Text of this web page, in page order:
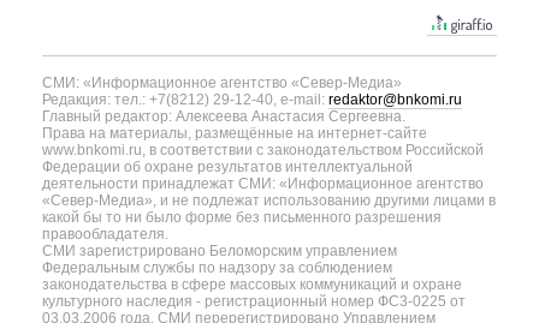
СМИ: «Информационное агентство «Север-Медиа»
Редакция: тел.: +7(8212) 29-12-40, e-mail: redaktor@bnkomi.ru
Главный редактор: Алексеева Анастасия Сергеевна.
Права на материалы, размещённые на интернет-сайте
www.bnkomi.ru, в соответствии с законодательством Российской
Федерации об охране результатов интеллектуальной
деятельности принадлежат СМИ: «Информационное агентство
«Север-Медиа», и не подлежат использованию другими лицами в
какой бы то ни было форме без письменного разрешения
правообладателя.
СМИ зарегистрировано Беломорским управлением
Федеральным службы по надзору за соблюдением
законодательства в сфере массовых коммуникаций и охране
культурного наследия - регистрационный номер ФС3-0225 от
03.03.2006 года. СМИ перерегистрировано Управлением